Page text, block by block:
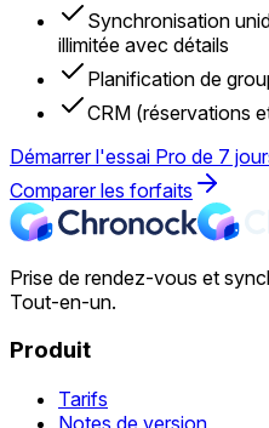
Synchronisation
illimitée avec détails
Planification de
CRM (réservations
Démarrer l'essai Pro de 7
Comparer les forfaits
Prise de rendez-vous et
Tout-en-un.
Produit
Tarifs